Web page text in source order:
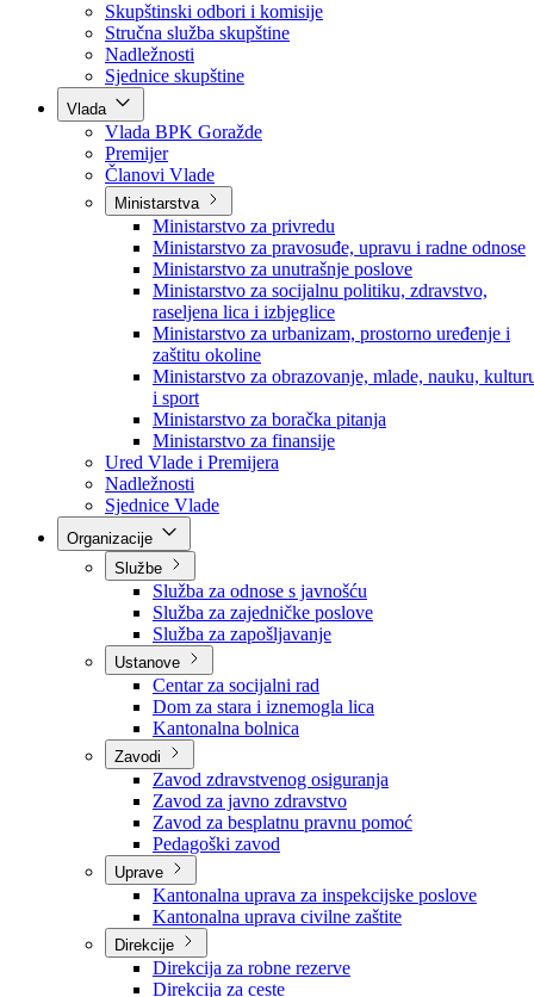
Poslanici po strankama
Poslanici po klubovima naroda
Kolegij skupštine
Skupštinski odbori i komisije
Stručna služba skupštine
Nadležnosti
Sjednice skupštine
Vlada
Vlada BPK Goražde
Premijer
Članovi Vlade
Ministarstva
Ministarstvo za privredu
Ministarstvo za pravosuđe, upravu i radne odnose
Ministarstvo za unutrašnje poslove
Ministarstvo za socijalnu politiku, zdravstvo,
raseljena lica i izbjeglice
Ministarstvo za urbanizam, prostorno uređenje i
zaštitu okoline
Ministarstvo za obrazovanje, mlade, nauku,
i sport
Ministarstvo za boračka pitanja
Ministarstvo za finansije
Ured Vlade i Premijera
Nadležnosti
Sjednice Vlade
Službe
Služba za odnose s javnošću
Služba za zajedničke poslove
Služba za zapošljavanje
Ustanove
Centar za socijalni rad
Dom za stara i iznemogla lica
Kantonalna bolnica
Zavodi
Zavod zdravstvenog osiguranja
Zavod za javno zdravstvo
Zavod za besplatnu pravnu pomoć
Pedagoški zavod
Uprave
Kantonalna uprava za inspekcijske poslove
Kantonalna uprava civilne zaštite